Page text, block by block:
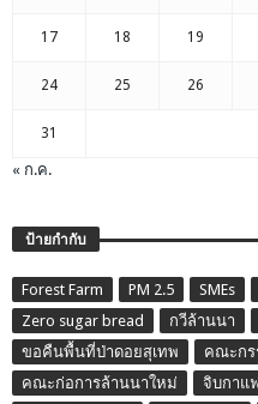
17 18 19
24 25 26
31
« ก.ค.
ป้ายกำกับ
Forest Farm PM 2.5 SMEs
Zero sugar bread
กวีล้านนา
ขอคืนพื้นที่ป่าดอยสุเทพ
คณะก
คณะก่อการล้านนาใหม่
จิบกาแ